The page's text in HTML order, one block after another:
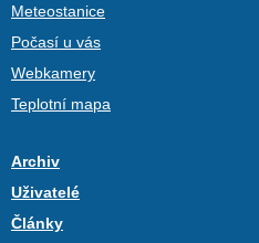
Meteostanice
Počasí u vás
Webkamery
Teplotní mapa
Archiv
Uživatelé
Články